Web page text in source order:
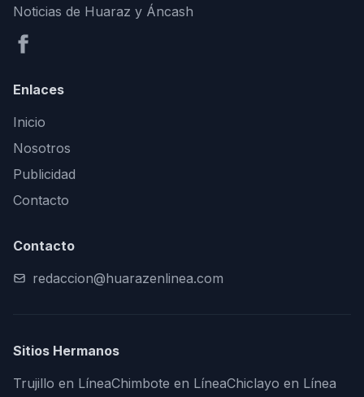
Noticias de Huaraz y Áncash
Enlaces
Inicio
Nosotros
Publicidad
Contacto
Contacto
redaccion@huarazenlinea.com
Sitios Hermanos
Trujillo en LíneaChimbote en LíneaChiclayo en Línea